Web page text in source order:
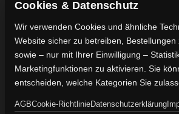
FAQ's
Kontaktdaten
Vertreten durch:
Lievaart B.V.
Kontakt:
Cookies & Datenschutz
Wir verwenden Cookies und ähnliche
Website sicher zu betreiben, Bestellungen
sowie – nur mit Ihrer Einwilligung –
Marketingfunktionen zu aktivieren. Sie
entscheiden, welche Kategorien Sie
AGBCookie-RichtlinieDatenschutzerklärung